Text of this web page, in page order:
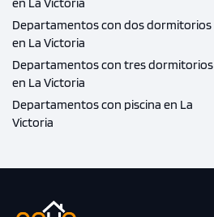
Departamentos con dos dormitorios
en La Victoria
Departamentos con tres dormitorios
en La Victoria
Departamentos con piscina en La
Victoria